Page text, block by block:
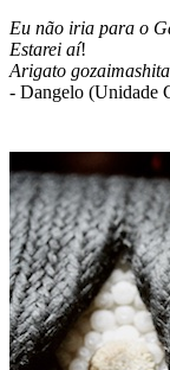
Eu não iria para o
Estarei aí!
Arigato
- Dangelo (Unidade